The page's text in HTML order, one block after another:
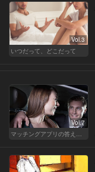
Vol.3
いつだって、どこだって
Vol.7
マッチングアプリの答えあわせ【Q】～SEASON2～